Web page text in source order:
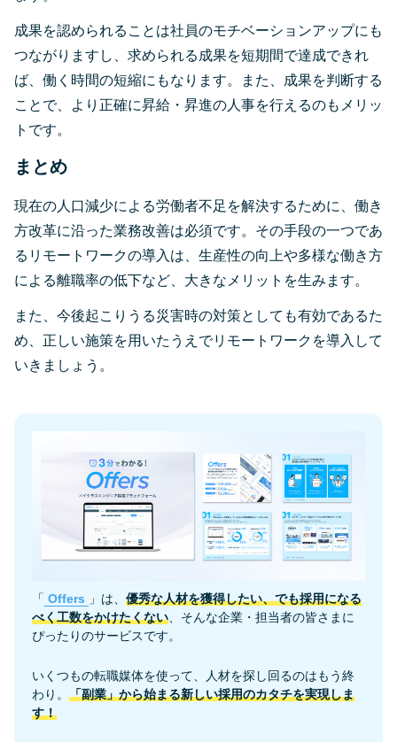
成果を認められることは社員のモチベーションアップにも
つながりますし、求められる成果を短期間で達成できれ
ば、働く時間の短縮にもなります。また、成果を判断する
ことで、より正確に昇給・昇進の人事を行えるのもメリッ
トです。
まとめ
現在の人口減少による労働者不足を解決するために、働き
方改革に沿った業務改善は必須です。その手段の一つであ
るリモートワークの導入は、生産性の向上や多様な働き方
による離職率の低下など、大きなメリットを生みます。
また、今後起こりうる災害時の対策としても有効であるた
め、正しい施策を用いたうえでリモートワークを導入して
いきましょう。
「 Offers 」は、 優秀な人材を獲得したい、でも採用になる
べく工数をかけたくない、そんな企業・担当者の皆さまに
ぴったりのサービスです。
いくつもの転職媒体を使って、人材を探し回るのはもう終
わり。 「副業」から始まる新しい採用のカタチを実現しま
す！